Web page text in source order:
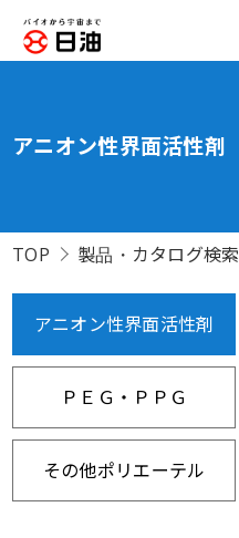
アニオン性界面活性剤
TOP 製品・カタログ検索
アニオン性界面活性剤
ＰＥＧ・ＰＰＧ
その他ポリエーテル